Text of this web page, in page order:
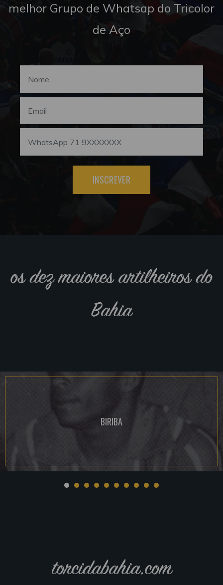
melhor Grupo de Whatsap do Tricolor
de Aço
INSCREVER
os dez maiores artilheiros do
Bahia
BIRIBA
torcidabahia.com